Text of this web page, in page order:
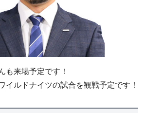
も来場予定です！
イルドナイツの試合を観戦予定です！